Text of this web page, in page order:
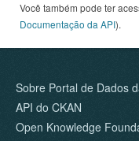
Você também pode ter
Documentação da API).
Sobre Portal de Dados
API do CKAN
Open Knowledge